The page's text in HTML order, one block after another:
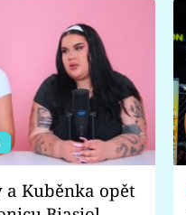
a Kuběnka opět